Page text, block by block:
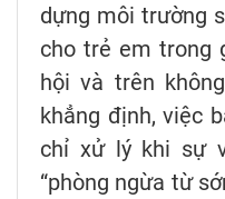
dựng môi trường
cho trẻ em trong
hội và trên
khẳng định, việc
chỉ xử lý khi sự
“phòng ngừa từ